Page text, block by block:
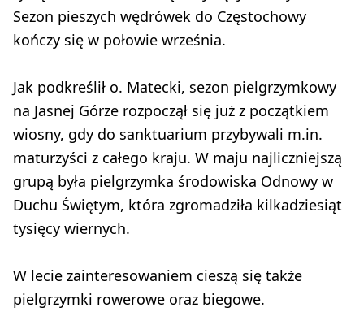
Sezon pieszych wędrówek do Częstochowy
kończy się w połowie września.
Jak podkreślił o. Matecki, sezon pielgrzymkowy
na Jasnej Górze rozpoczął się już z początkiem
wiosny, gdy do sanktuarium przybywali m.in.
maturzyści z całego kraju. W maju najliczniejszą
grupą była pielgrzymka środowiska Odnowy w
Duchu Świętym, która zgromadziła kilkadziesiąt
tysięcy wiernych.
W lecie zainteresowaniem cieszą się także
pielgrzymki rowerowe oraz biegowe.